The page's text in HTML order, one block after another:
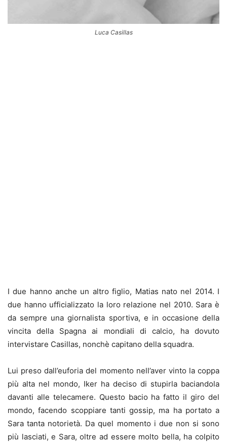
Luca Casillas
I due hanno anche un altro figlio, Matias nato nel 2014. I
due hanno ufficializzato la loro relazione nel 2010. Sara è
da sempre una giornalista sportiva, e in occasione della
vincita della Spagna ai mondiali di calcio, ha dovuto
intervistare Casillas, nonchè capitano della squadra.
Lui preso dall’euforia del momento nell’aver vinto la coppa
più alta nel mondo, Iker ha deciso di stupirla baciandola
davanti alle telecamere. Questo bacio ha fatto il giro del
mondo, facendo scoppiare tanti gossip, ma ha portato a
Sara tanta notorietà. Da quel momento i due non si sono
più lasciati, e Sara, oltre ad essere molto bella, ha colpito